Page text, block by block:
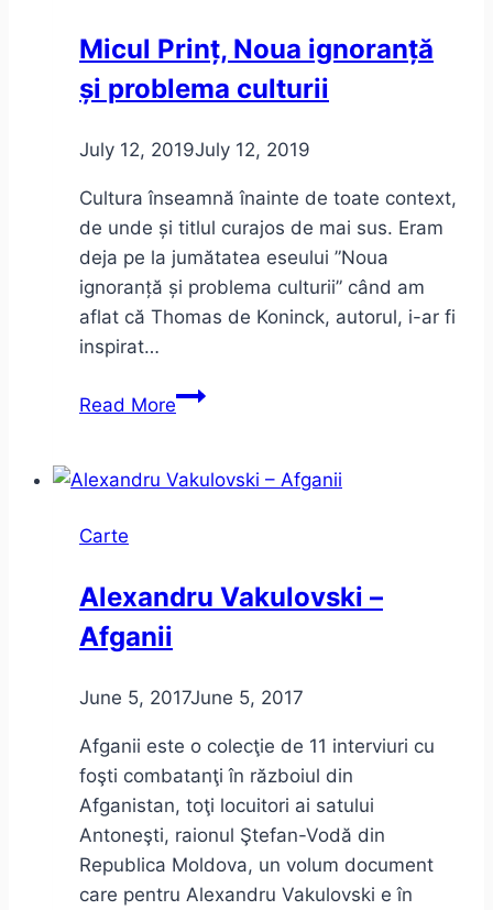
Micul Prinț, Noua ignoranță
și problema culturii
July 12, 2019July 12, 2019
Cultura înseamnă înainte de toate context,
de unde și titlul curajos de mai sus. Eram
deja pe la jumătatea eseului ”Noua
ignoranță și problema culturii” când am
aflat că Thomas de Koninck, autorul, i-ar fi
inspirat…
Read MoreMicul
ignoranță
Carte
Alexandru Vakulovski –
Afganii
June 5, 2017June 5, 2017
Afganii este o colecţie de 11 interviuri cu
foşti combatanţi în războiul din
Afganistan, toţi locuitori ai satului
Antoneşti, raionul Ştefan-Vodă din
Republica Moldova, un volum document
care pentru Alexandru Vakulovski e în